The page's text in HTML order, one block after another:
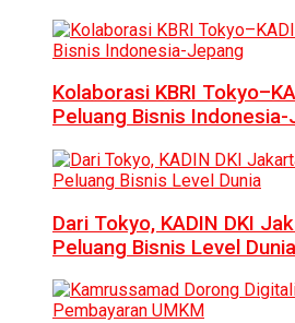
Kolaborasi KBRI
Peluang Bisnis
Dari Tokyo, KADIN DKI
Peluang Bisnis Level Dunia